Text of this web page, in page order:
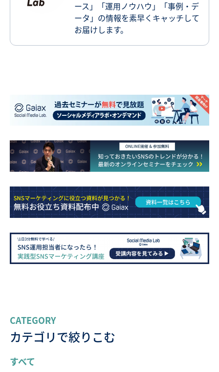
ース」「運用ノウハウ」「事例・デ
ータ」の情報を素早くキャッチして
お届けします。
CATEGORY
カテゴリで絞りこむ
すべて